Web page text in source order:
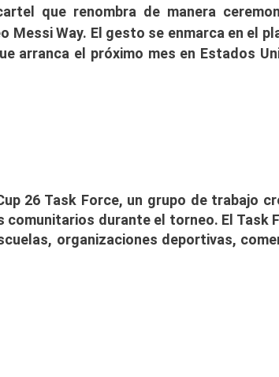
que renombra de manera
Messi Way. El gesto se enmarca en el
arranca el próximo mes en Estados
26 Task Force, un grupo de trabajo
durante el torneo. El Task
organizaciones deportivas,